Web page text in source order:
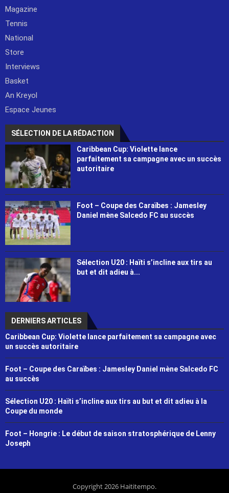
Magazine
Tennis
National
Store
Interviews
Basket
An Kreyol
Espace Jeunes
SÉLECTION DE LA RÉDACTION
Caribbean Cup: Violette lance
parfaitement sa campagne avec un succès
autoritaire
Foot – Coupe des Caraïbes : Jamesley
Daniel mène Salcedo FC au succès
Sélection U20 : Haïti s’incline aux tirs au
but et dit adieu à...
DERNIERS ARTICLES
Caribbean Cup: Violette lance parfaitement sa campagne avec
un succès autoritaire
Foot – Coupe des Caraïbes : Jamesley Daniel mène Salcedo FC
au succès
Sélection U20 : Haïti s’incline aux tirs au but et dit adieu à la
Coupe du monde
Foot – Hongrie : Le début de saison stratosphérique de Lenny
Joseph
Copyright 2026 Haititempo.